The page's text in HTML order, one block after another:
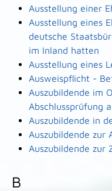
Ausstellung einer
Ausstellung eines
deutsche
im Inland hatten
Ausstellung eines
Ausweispflicht -
Auszubildende im
Abschlussprüfung
Auszubildende in
Auszubildende zur
Auszubildende zur
B